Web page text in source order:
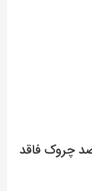
چروک فاقد